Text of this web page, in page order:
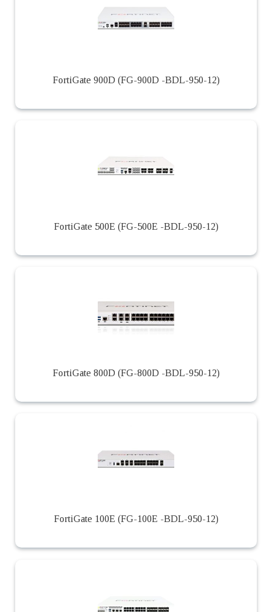
FortiGate 900D (FG-900D -BDL-950-12)
FortiGate 500E (FG-500E -BDL-950-12)
FortiGate 800D (FG-800D -BDL-950-12)
FortiGate 100E (FG-100E -BDL-950-12)